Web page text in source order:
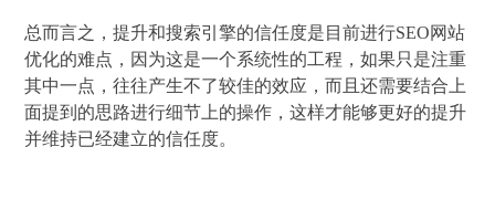
总而言之，提升和搜索引擎的信任度是目前进行SEO网站
优化的难点，因为这是一个系统性的工程，如果只是注重
其中一点，往往产生不了较佳的效应，而且还需要结合上
面提到的思路进行细节上的操作，这样才能够更好的提升
并维持已经建立的信任度。